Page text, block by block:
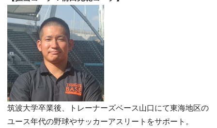
筑波大学卒業後、トレーナーズベース山口にて東海地区の
ユース年代の野球やサッカーアスリートをサポート。